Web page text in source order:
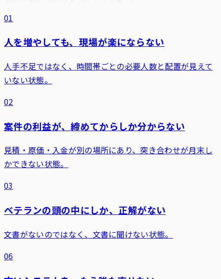
01
人を増やしても、現場が楽にならない
人手不足ではなく、時間帯ごとの必要人数と配置が見えて
いない状態。
02
案件の利益が、締めてからしか分からない
見積・原価・入金が別の場所にあり、突き合わせが月末し
かできない状態。
03
ベテランの頭の中にしか、正解がない
文書がないのではなく、文書に聞けない状態。
06